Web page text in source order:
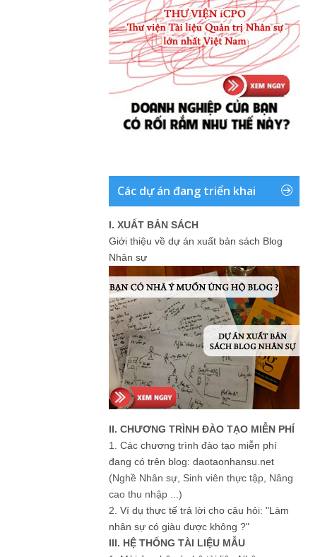
Các dự án đang triển khai
I. XUẤT BẢN SÁCH
Giới thiệu về dự án xuất bản sách Blog
Nhân sự
II. CHƯƠNG TRÌNH ĐÀO TẠO MIỄN PHÍ
1. Các chương trình đào tạo miễn phí
đang có trên blog: daotaonhansu.net
(Nghề Nhân sự, Sinh viên thực tập, Nâng
cao thu nhập ...)
2. Ví dụ thực tế trả lời cho câu hỏi: "Làm
nhân sự có giàu được không ?"
III. HỆ THỐNG TÀI LIỆU MẪU